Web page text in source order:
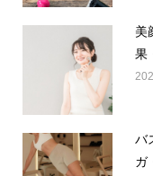
美
果
バ
ガ